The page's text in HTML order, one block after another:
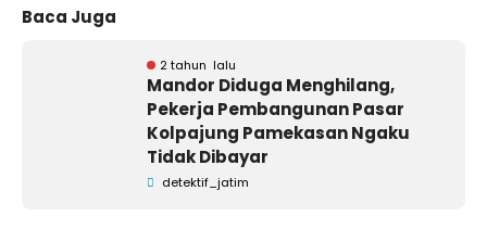
Baca Juga
2 tahun lalu
Mandor Diduga Menghilang,
Pekerja Pembangunan Pasar
Kolpajung Pamekasan Ngaku
Tidak Dibayar
detektif_jatim